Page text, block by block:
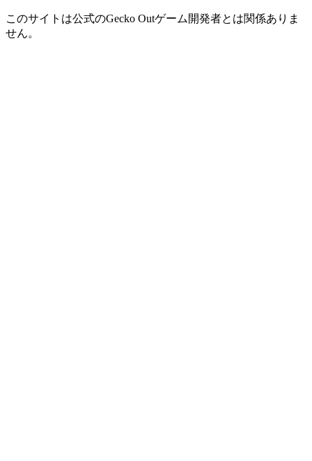
このサイトは公式のGecko Outゲーム開発者とは関係ありま
せん。